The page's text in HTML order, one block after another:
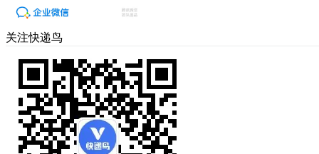
关注快递鸟